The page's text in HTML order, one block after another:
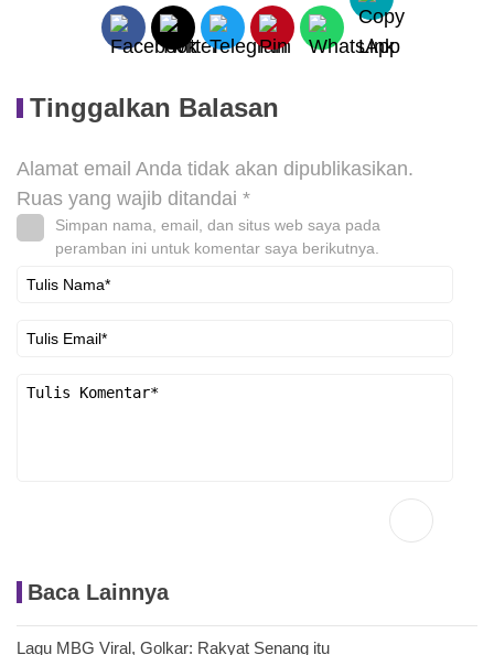
Tinggalkan Balasan
Alamat email Anda tidak akan dipublikasikan.
Ruas yang wajib ditandai *
Simpan nama, email, dan situs web saya pada
peramban ini untuk komentar saya berikutnya.
Baca Lainnya
Lagu MBG Viral, Golkar: Rakyat Senang itu